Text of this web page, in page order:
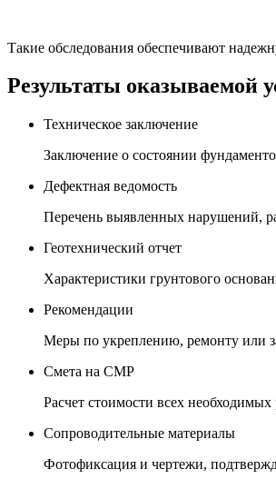
Такие обследования обеспечивают
Результаты оказываемой
Техническое заключение
Заключение о состоянии
Дефектная ведомость
Перечень выявленных нарушений,
Геотехнический отчет
Характеристики грунтового
Рекомендации
Меры по укреплению, ремонту или
Смета на СМР
Расчет стоимости всех необходимых
Сопроводительные материалы
Фотофиксация и чертежи,